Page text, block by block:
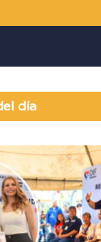
día